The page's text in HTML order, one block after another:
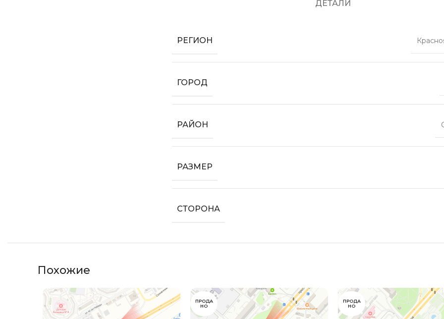
Красной Армии 109, в
Стоимость размещения
Стоимость размещения
Стоимость размещения
Стоимость размещения
ДЕТАЛИ
РЕГИОН
ГОРОД
РАЙОН
РАЗМЕР
СТОРОНА
Похожие
ПРОДА
НО
ПРОДА
НО